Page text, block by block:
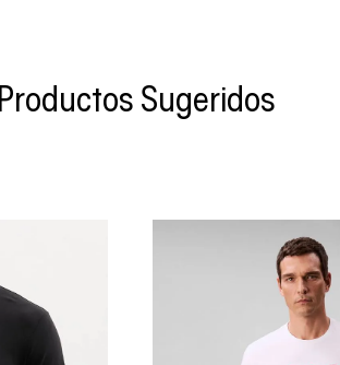
Productos Sugeridos